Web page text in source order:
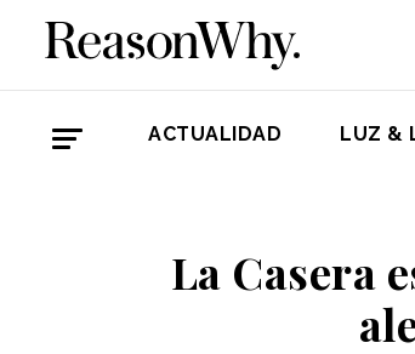
ACTUALIDAD LUZ &
La Casera